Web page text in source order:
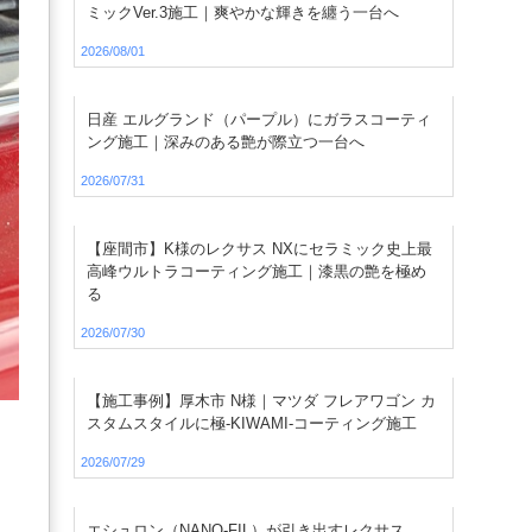
ミックVer.3施工｜爽やかな輝きを纏う一台へ
2026/08/01
日産 エルグランド（パープル）にガラスコーティ
ング施工｜深みのある艶が際立つ一台へ
2026/07/31
【座間市】K様のレクサス NXにセラミック史上最
高峰ウルトラコーティング施工｜漆黒の艶を極め
る
2026/07/30
【施工事例】厚木市 N様｜マツダ フレアワゴン カ
スタムスタイルに極-KIWAMI-コーティング施工
2026/07/29